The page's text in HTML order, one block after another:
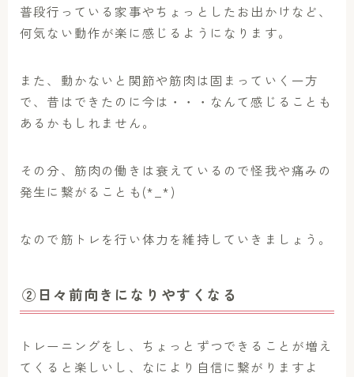
普段行っている家事やちょっとしたお出かけなど、
何気ない動作が楽に感じるようになります。
また、動かないと関節や筋肉は固まっていく一方
で、昔はできたのに今は・・・なんて感じることも
あるかもしれません。
その分、筋肉の働きは衰えているので怪我や痛みの
発生に繋がることも(*_*)
なので筋トレを行い体力を維持していきましょう。
②日々前向きになりやすくなる
トレーニングをし、ちょっとずつできることが増え
てくると楽しいし、なにより自信に繋がりますよ